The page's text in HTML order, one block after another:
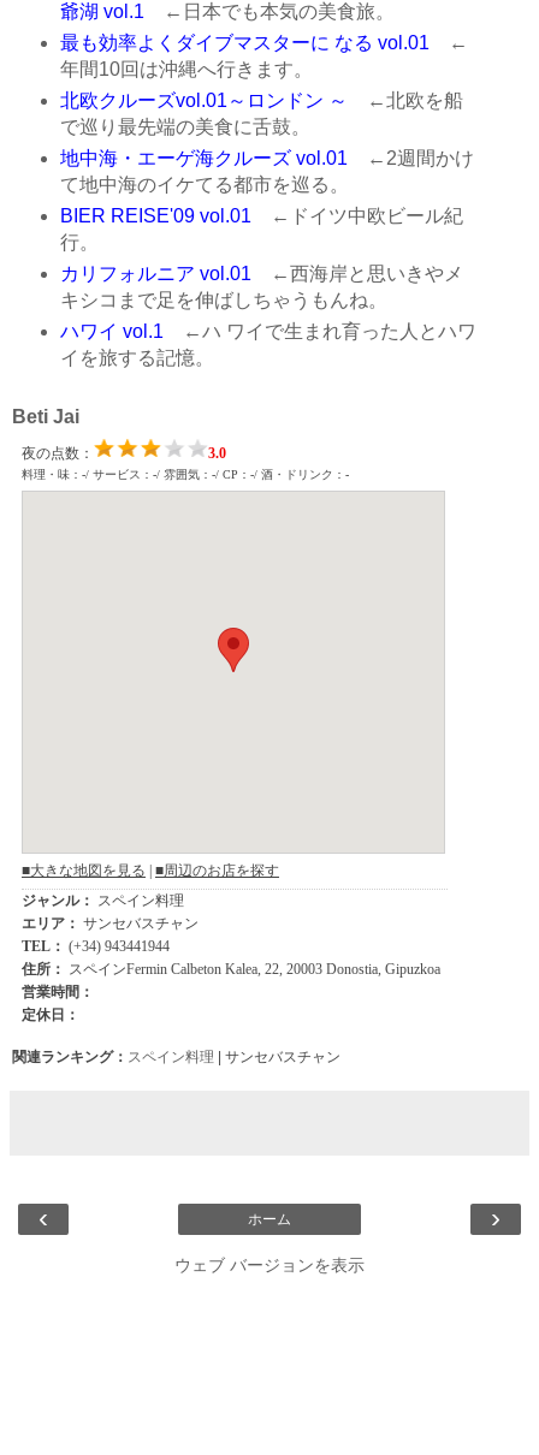
爺湖 vol.1 ←日本でも本気の美食旅。
最も効率よくダイブマスターに なる vol.01 ←
年間10回は沖縄へ行きます。
北欧クルーズvol.01～ロンドン ～
←北欧を船
で巡り最先端の美食に舌鼓。
地中海・エーゲ海クルーズ vol.01 ←2週間かけ
て地中海のイケてる都市を巡る。
BIER REISE'09 vol.01 ←ドイツ中欧ビール紀
行。
カリフォルニア vol.01 ←西海岸と思いきやメ
キシコまで足を伸ばしちゃうもんね。
ハワイ vol.1 ←ハ ワイで生まれ育った人とハワ
イを旅する記憶。
Beti Jai
関連ランキング： スペイン料理 | サンセバスチャン
‹ ›
ホーム
ウェブ バージョンを表示